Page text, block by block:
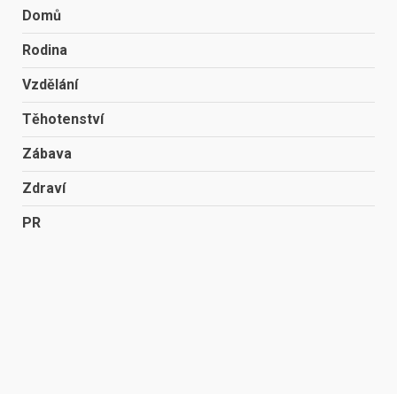
Domů
Rodina
Vzdělání
Těhotenství
Zábava
Zdraví
PR